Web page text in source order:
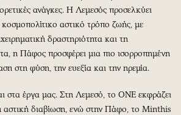
ανάγκες. Η Λεμεσός προσελκύει
αστικό τρόπο ζωής, με
δραστηριότητα και τη
η Πάφος προσφέρει μια πιο ισορροπημένη
στη φύση, την ευεξία και την ηρεμία.
στα έργα μας. Στη Λεμεσό, το ONE εκφράζει
αστική διαβίωση, ενώ στην Πάφο, το Minthis